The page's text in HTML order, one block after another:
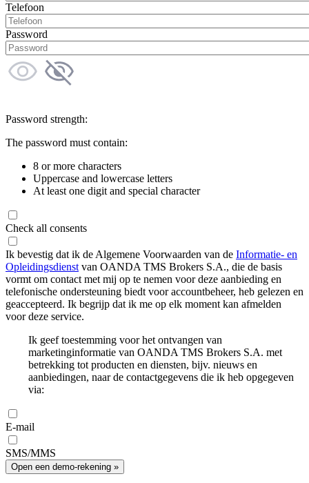
Telefoon
Password
Password strength:
The password must contain:
8 or more characters
Uppercase and lowercase letters
At least one digit and special character
Check all consents
Ik bevestig dat ik de Algemene Voorwaarden van de Informatie- en
Opleidingsdienst van OANDA TMS Brokers S.A., die de basis
vormt om contact met mij op te nemen voor deze aanbieding en
telefonische ondersteuning biedt voor accountbeheer, heb gelezen en
geaccepteerd. Ik begrijp dat ik me op elk moment kan afmelden
voor deze service.
Ik geef toestemming voor het ontvangen van
marketinginformatie van OANDA TMS Brokers S.A. met
betrekking tot producten en diensten, bijv. nieuws en
aanbiedingen, naar de contactgegevens die ik heb opgegeven
via:
E-mail
SMS/MMS
Open een demo-rekening »